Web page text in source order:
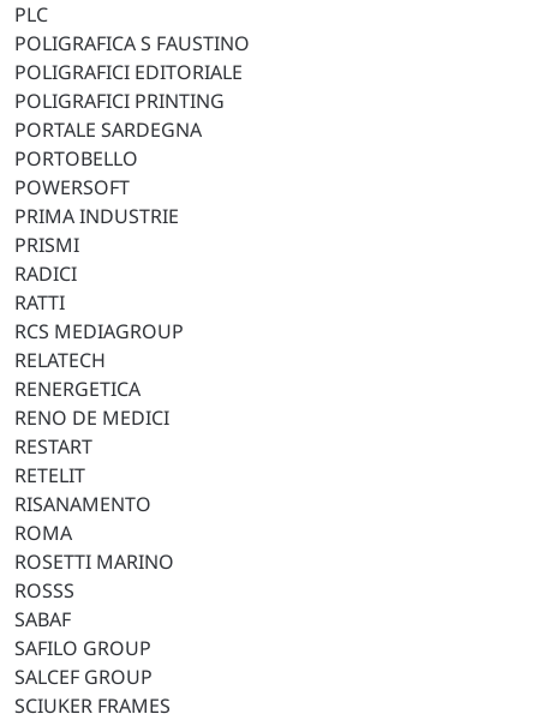
PLC
POLIGRAFICA S FAUSTINO
POLIGRAFICI EDITORIALE
POLIGRAFICI PRINTING
PORTALE SARDEGNA
PORTOBELLO
POWERSOFT
PRIMA INDUSTRIE
PRISMI
RADICI
RATTI
RCS MEDIAGROUP
RELATECH
RENERGETICA
RENO DE MEDICI
RESTART
RETELIT
RISANAMENTO
ROMA
ROSETTI MARINO
ROSSS
SABAF
SAFILO GROUP
SALCEF GROUP
SCIUKER FRAMES